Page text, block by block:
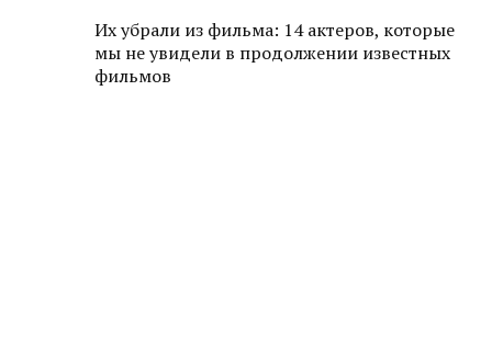
Их убрали из фильма: 14 актеров, которые
мы не увидели в продолжении известных
фильмов